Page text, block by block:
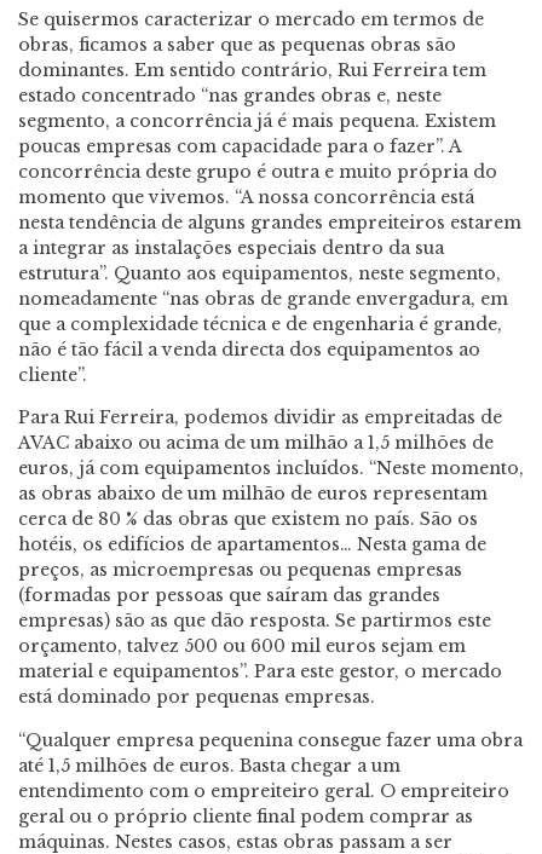
Se quisermos caracterizar o mercado em termos de
obras, ficamos a saber que as pequenas obras são
dominantes. Em sentido contrário, Rui Ferreira tem
estado concentrado “nas grandes obras e, neste
segmento, a concorrência já é mais pequena. Existem
poucas empresas com capacidade para o fazer”. A
concorrência deste grupo é outra e muito própria do
momento que vivemos. “A nossa concorrência está
nesta tendência de alguns grandes empreiteiros estarem
a integrar as instalações especiais dentro da sua
estrutura”. Quanto aos equipamentos, neste segmento,
nomeadamente “nas obras de grande envergadura, em
que a complexidade técnica e de engenharia é grande,
não é tão fácil a venda directa dos equipamentos ao
cliente”.
Para Rui Ferreira, podemos dividir as empreitadas de
AVAC abaixo ou acima de um milhão a 1,5 milhões de
euros, já com equipamentos incluídos. “Neste momento,
as obras abaixo de um milhão de euros representam
cerca de 80 % das obras que existem no país. São os
hotéis, os edifícios de apartamentos… Nesta gama de
preços, as microempresas ou pequenas empresas
(formadas por pessoas que saíram das grandes
empresas) são as que dão resposta. Se partirmos este
orçamento, talvez 500 ou 600 mil euros sejam em
material e equipamentos”. Para este gestor, o mercado
está dominado por pequenas empresas.
“Qualquer empresa pequenina consegue fazer uma obra
até 1,5 milhões de euros. Basta chegar a um
entendimento com o empreiteiro geral. O empreiteiro
geral ou o próprio cliente final podem comprar as
máquinas. Nestes casos, estas obras passam a ser